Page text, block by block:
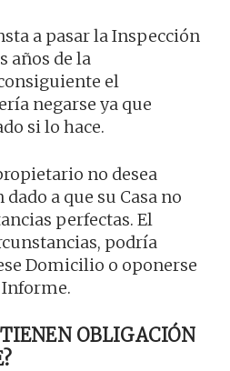
a pasar la Inspección
años de la
el
negarse ya que
si lo hace.
no desea
a que su Casa no
perfectas. El
podría
Domicilio o oponerse
OBLIGACIÓN